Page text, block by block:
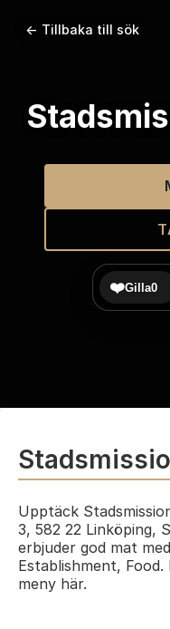
← Tillbaka till sök
❤️Gilla0
Upptäck
3, 582 22 Linköping,
erbjuder god mat
Establishment,
meny här.